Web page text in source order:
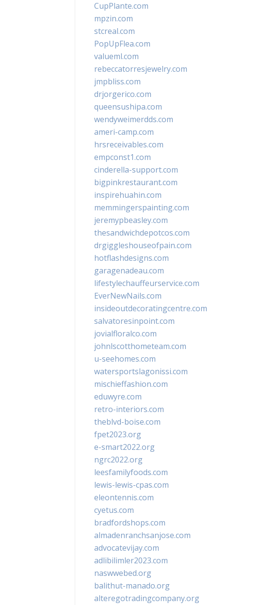
CupPlante.com
mpzin.com
stcreal.com
PopUpFlea.com
valueml.com
rebeccatorresjewelry.com
jmpbliss.com
drjorgerico.com
queensushipa.com
wendyweimerdds.com
ameri-camp.com
hrsreceivables.com
empconst1.com
cinderella-support.com
bigpinkrestaurant.com
inspirehuahin.com
memmingerspainting.com
jeremypbeasley.com
thesandwichdepotcos.com
drgiggleshouseofpain.com
hotflashdesigns.com
garagenadeau.com
lifestylechauffeurservice.com
EverNewNails.com
insideoutdecoratingcentre.com
salvatoresinpoint.com
jovialfloralco.com
johnlscotthometeam.com
u-seehomes.com
watersportslagonissi.com
mischieffashion.com
eduwyre.com
retro-interiors.com
theblvd-boise.com
fpet2023.org
e-smart2022.org
ngrc2022.org
leesfamilyfoods.com
lewis-lewis-cpas.com
eleontennis.com
cyetus.com
bradfordshops.com
almadenranchsanjose.com
advocatevijay.com
adlibilimler2023.com
naswwebed.org
balithut-manado.org
alteregotradingcompany.org